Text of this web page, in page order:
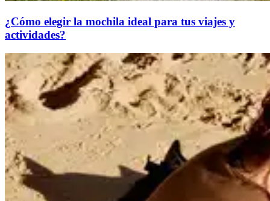
¿Cómo elegir la mochila ideal para tus viajes y
actividades?